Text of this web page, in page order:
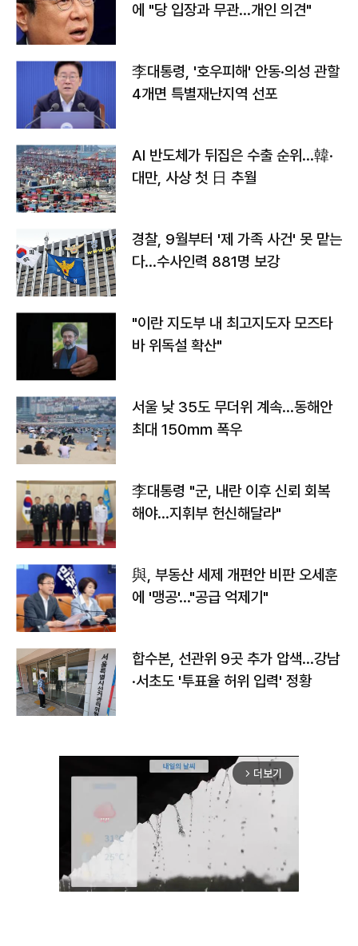
에 "당 입장과 무관…개인 의견"
李대통령, '호우피해' 안동·의성 관할
4개면 특별재난지역 선포
AI 반도체가 뒤집은 수출 순위…韓·
대만, 사상 첫 日 추월
경찰, 9월부터 '제 가족 사건' 못 맡는
다…수사인력 881명 보강
"이란 지도부 내 최고지도자 모즈타
바 위독설 확산"
서울 낮 35도 무더위 계속…동해안
최대 150㎜ 폭우
李대통령 "군, 내란 이후 신뢰 회복
해야…지휘부 헌신해달라"
與, 부동산 세제 개편안 비판 오세훈
에 '맹공'…"공급 억제기"
합수본, 선관위 9곳 추가 압색…강남
·서초도 '투표율 허위 입력' 정황
arrow_forward_ios 더보기